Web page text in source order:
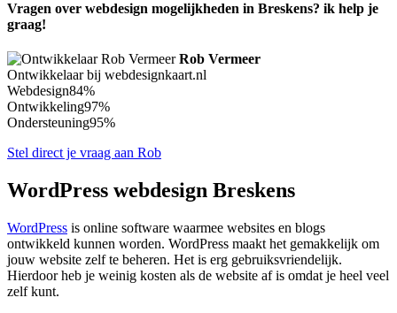
Vragen over webdesign mogelijkheden in Breskens? ik help je
graag!
Rob Vermeer
Ontwikkelaar bij webdesignkaart.nl
Webdesign84%
Ontwikkeling97%
Ondersteuning95%
Stel direct je vraag aan Rob
WordPress webdesign Breskens
WordPress is online software waarmee websites en blogs
ontwikkeld kunnen worden. WordPress maakt het gemakkelijk om
jouw website zelf te beheren. Het is erg gebruiksvriendelijk.
Hierdoor heb je weinig kosten als de website af is omdat je heel veel
zelf kunt.